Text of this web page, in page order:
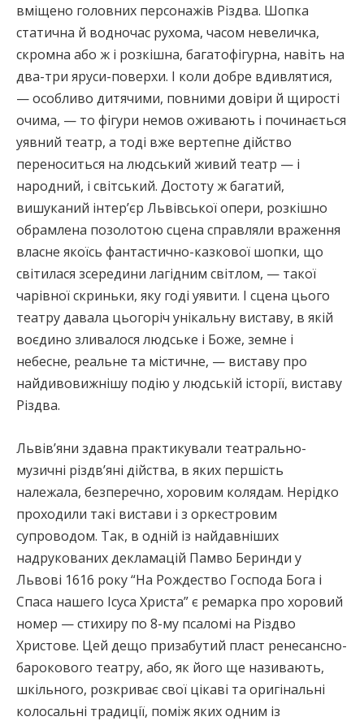
вміщено головних персонажів Різдва. Шопка
статична й водночас рухома, часом невеличка,
скромна або ж і розкішна, багатофігурна, навіть на
два-три яруси-поверхи. І коли добре вдивлятися,
— особливо дитячими, повними довіри й щирості
очима, — то фігури немов оживають і починається
уявний театр, а тоді вже вертепне дійство
переноситься на людський живий театр — і
народний, і світський. Достоту ж багатий,
вишуканий інтер’єр Львівської опери, розкішно
обрамлена позолотою сцена справляли враження
власне якоїсь фантастично-казкової шопки, що
світилася зсередини лагідним світлом, — такої
чарівної скриньки, яку годі уявити. І сцена цього
театру давала цьогоріч унікальну виставу, в якій
воєдино зливалося людське і Боже, земне і
небесне, реальне та містичне, — виставу про
найдивовижнішу подію у людській історії, виставу
Різдва.
Львів’яни здавна практикували театрально-
музичні різдв’яні дійства, в яких першість
належала, безперечно, хоровим колядам. Нерідко
проходили такі вистави і з оркестровим
супроводом. Так, в одній із найдавніших
надрукованих декламацій Памво Беринди у
Львові 1616 року “На Рождество Господа Бога і
Спаса нашего Ісуса Христа” є ремарка про хоровий
номер — стихиру по 8-му псаломі на Різдво
Христове. Цей дещо призабутий пласт ренесансно-
барокового театру, або, як його ще називають,
шкільного, розкриває свої цікаві та оригінальні
колосальні традиції, поміж яких одним із